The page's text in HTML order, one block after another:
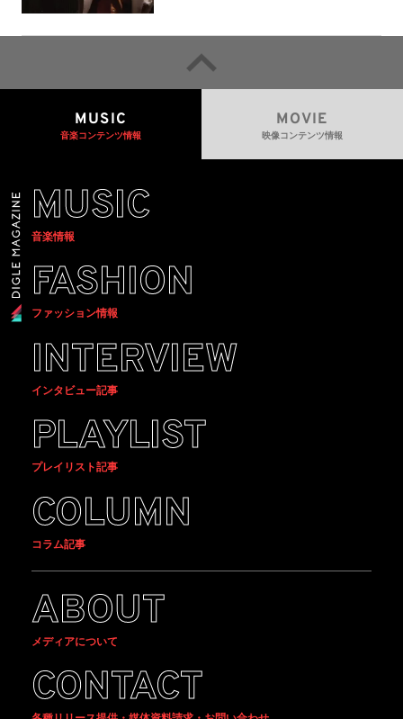
MUSIC
音楽コンテンツ情報
MOVIE
映像コンテンツ情報
MUSIC
音楽情報
FASHION
ファッション情報
INTERVIEW
インタビュー記事
PLAYLIST
プレイリスト記事
COLUMN
コラム記事
ABOUT
メディアについて
CONTACT